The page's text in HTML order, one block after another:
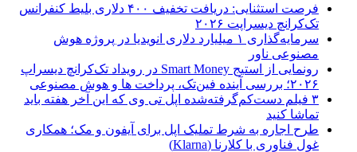
فرصت استثنایی: دریافت تخفیف ۴۰۰ دلاری بلیط کنفرانس
تک‌کرانچ دیسراپت ۲۰۲۶
سرمایه‌گذاری ۱ میلیارد دلاری انویدیا در پروژه هوش
مصنوعی ناور
رونمایی از استیج Smart Money در رویداد تک‌کرانچ دیسراپ
۲۰۲۶؛ بررسی آینده فین‌تک، پرداخت‌ ها و هوش مصنوعی
۳ فیلم دست‌کم‌گرفته‌شده اپل تی وی که این آخر هفته باید
تماشا کنید
طرح اجاره به شرط تملیک اپل برای آیفون و مک؛ همکاری
غول فناوری با کلارنا (Klarna)